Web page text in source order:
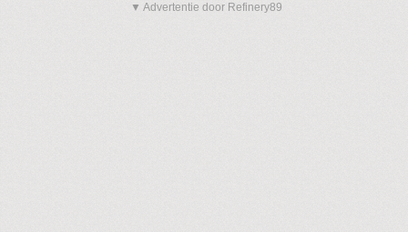
▼ Advertentie door Refinery89